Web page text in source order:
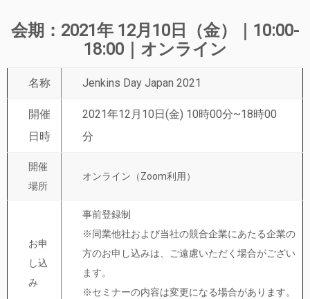
会期：2021年 12月10日（金）｜10:00-
18:00｜オンライン
名称 Jenkins Day Japan 2021
開催
日時
2021年12月10日(金) 10時00分~18時00
分
開催
場所
オンライン（Zoom利用）
お申
し込
み
事前登録制
※同業他社および当社の競合企業にあたる企業の
方のお申し込みは、ご遠慮いただく場合がござい
ます。
※セミナーの内容は変更になる場合があります。